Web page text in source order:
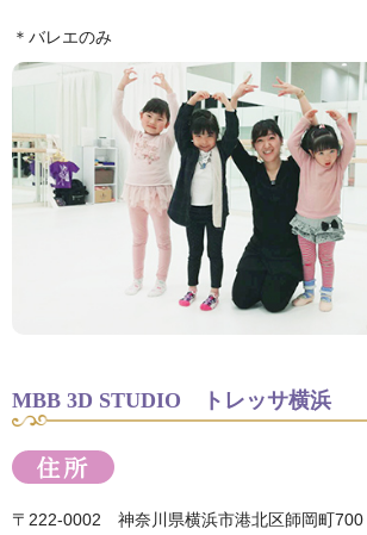
＊バレエのみ
MBB 3D STUDIO トレッサ横浜
〒222-0002 神奈川県横浜市港北区師岡町